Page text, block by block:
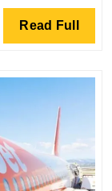
Transport
Pratique
Efficace
Read Full Read
Full